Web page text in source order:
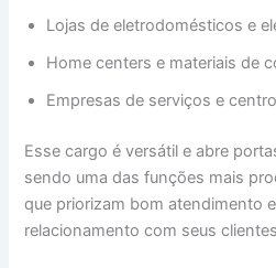
Lojas de eletrodomésticos e
Home centers e materiais de
Empresas de serviços e
Esse cargo é versátil e abre
sendo uma das funções mais
que priorizam bom atendimento
relacionamento com seus